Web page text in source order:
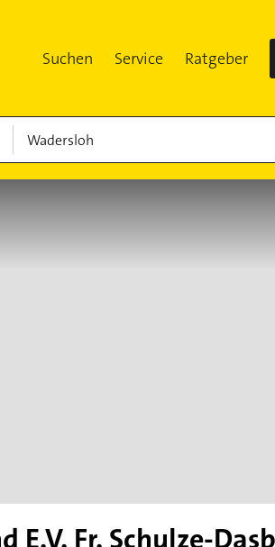
Suchen Service Ratgeber
Fr. Schulze-